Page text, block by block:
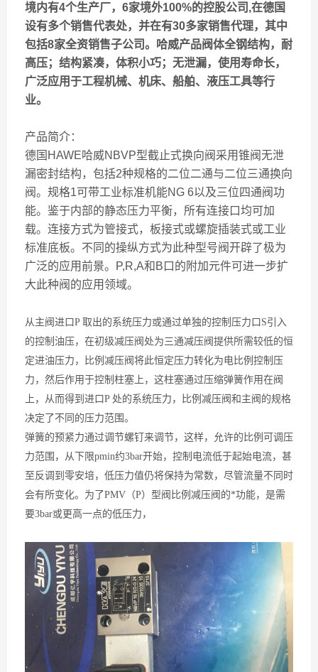
境内有4个生产厂，6家境外100%的控股公司,在德国
设有多个销售代表处，并在有30多家销售代理，其中
包括8家全资销售子公司。哈威产品阀体全钢结构，耐
高压；结构紧凑，体积小巧；无泄漏，使用寿命长，
广泛应用于工程机械、机床、船舶、液压工具等行
业。
产品简介：
德国HAWE哈威NBVP型截止式换向阀采用锥阀无泄
漏密封结构，包括2种规格的二位二通与二位三通换向
阀。规格1可带工业标准机能NG 6以及三位四通阀功
能。鉴于内部的静态压力平衡，所有连接口均可加
载。连接方式为管接式，板接式或螺旋插装式或工业
标准底板。不同的操纵方式为此种型号阀开辟了极为
广泛的应用前景。P,R,A和B口的附加元件可进一步扩
大此种阀的应用领域。
从主阀进口P 取出的系统压力或通过单独的控制压力口S引入
的控制油压，在初级减压阀处为三通减压阀提供所需较低的恒
定进油压力，比例减压阀将此恒定压力转化为电比例控制压
力，然后作用于控制柱塞上，这柱塞通过压缩弹簧作用在阀
上，从而得到进口P 处的系统压力，比例减压阀和主阀的规格
决定了不同的压力范围。
弹簧的预紧力通过调节螺钉来调节，这样，允许的比例可调压
力范围，从下限pmin约3bar开始，控制电流低于起始电流，甚
至反调到零安培，低压力值仍将保持为常数，尽管流量不同时
会有所变化。为了PMV（P）型阀比例减压阀的*功能，是需
要3bar或更高一点的低压力，